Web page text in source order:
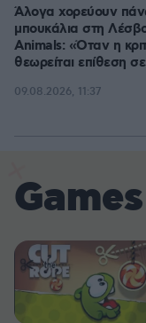
Άλογα χορεύουν
μπουκάλια στη
Animals: «Όταν η
θεωρείται επίθεση
09.08.2026, 11:37
Games